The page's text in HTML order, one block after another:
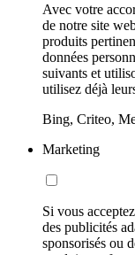
Avec votre
de notre site
produits
données
suivants et
utilisez déjà
Bing, Criteo,
Marketing
Si vous
des publicités
sponsorisés ou